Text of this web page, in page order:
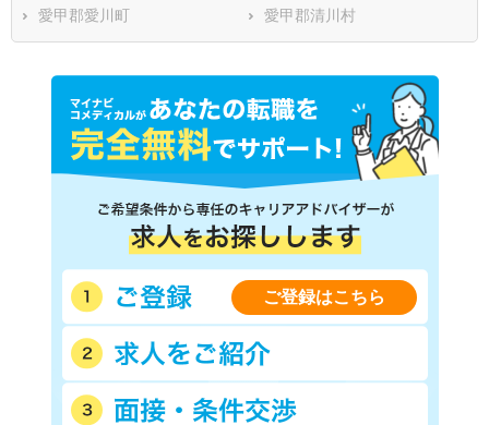
愛甲郡愛川町
愛甲郡清川村
ご登録はこちら